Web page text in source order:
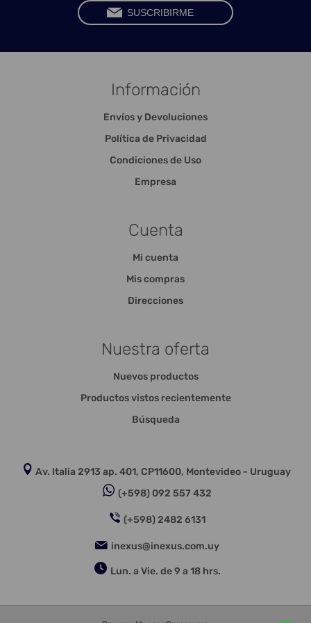
Información
Envíos y Devoluciones
Política de Privacidad
Condiciones de Uso
Empresa
Cuenta
Mi cuenta
Mis compras
Direcciones
Nuestra oferta
Nuevos productos
Productos vistos recientemente
Búsqueda
Av. Italia 2913 ap. 401, CP11600, Montevideo - Uruguay
(+598) 092 557 432
(+598) 2482 6131
inexus@inexus.com.uy
Lun. a Vie. de 9 a 18 hrs.